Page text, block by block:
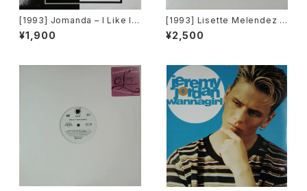
[1993] Jomanda – I Like It
[Big Beat]
¥1,900
[1993] Lisette Melendez /
The Puppies – Goody Goo
dy / Funky Y-2-C / Dance 2
¥2,500